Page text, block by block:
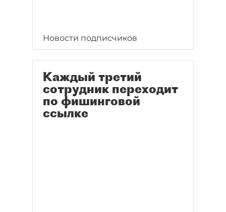
Новости подписчиков
Каждый третий
сотрудник переходит
по фишинговой
ссылке